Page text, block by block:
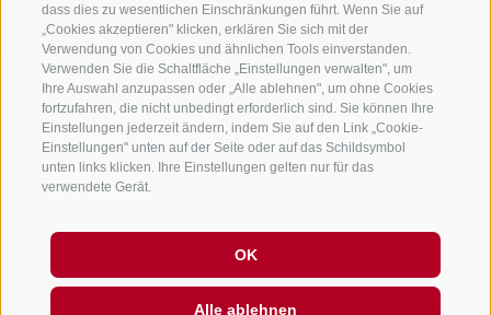
dass dies zu wesentlichen Einschränkungen führt. Wenn Sie auf
„Cookies akzeptieren" klicken, erklären Sie sich mit der
Verwendung von Cookies und ähnlichen Tools einverstanden.
Verwenden Sie die Schaltfläche „Einstellungen verwalten", um
Ihre Auswahl anzupassen oder „Alle ablehnen", um ohne Cookies
fortzufahren, die nicht unbedingt erforderlich sind. Sie können Ihre
Einstellungen jederzeit ändern, indem Sie auf den Link „Cookie-
Einstellungen" unten auf der Seite oder auf das Schildsymbol
unten links klicken. Ihre Einstellungen gelten nur für das
verwendete Gerät.
OK
Alle ablehnen
Unterkünfte
Hotel
Garni/B&B
Residence/Ferienwohnung
Themen
Die Region
Aktiv erleben
Service
Anreise
Mobility Center